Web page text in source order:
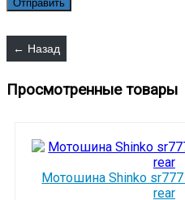
Просмотренные товары
Мотошина Shinko
rear